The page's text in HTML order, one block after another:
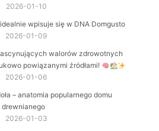
2026-01-10
wpisuje się w DNA Domgusto
2026-01-09
walorów zdrowotnych
powiązanymi źródłami!
2026-01-06
– anatomia popularnego domu
drewnianego
2026-01-03